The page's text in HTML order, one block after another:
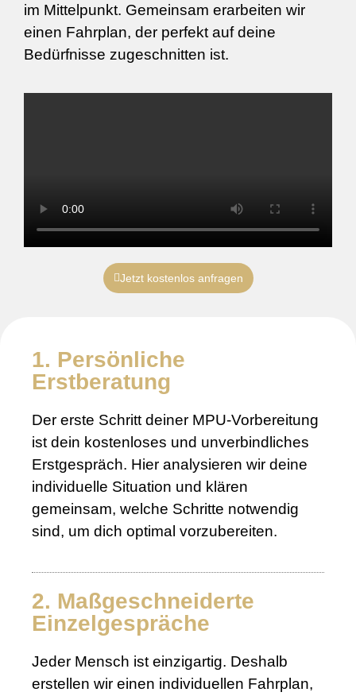
im Mittelpunkt. Gemeinsam erarbeiten wir
einen Fahrplan, der perfekt auf deine
Bedürfnisse zugeschnitten ist.
Jetzt kostenlos anfragen
1. Persönliche
Erstberatung
Der erste Schritt deiner MPU-Vorbereitung
ist dein kostenloses und unverbindliches
Erstgespräch. Hier analysieren wir deine
individuelle Situation und klären
gemeinsam, welche Schritte notwendig
sind, um dich optimal vorzubereiten.
2. Maßgeschneiderte
Einzelgespräche
Jeder Mensch ist einzigartig. Deshalb
erstellen wir einen individuellen Fahrplan,